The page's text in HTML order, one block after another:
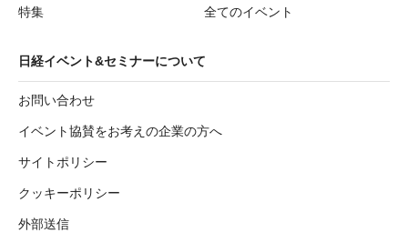
特集
全てのイベント
日経イベント&セミナーについて
お問い合わせ
イベント協賛をお考えの企業の方へ
サイトポリシー
クッキーポリシー
外部送信